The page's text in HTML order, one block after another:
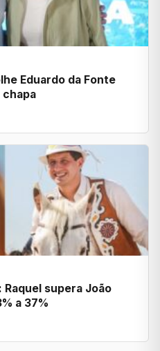
Eduardo da Fonte
chapa
supera João
a 37%